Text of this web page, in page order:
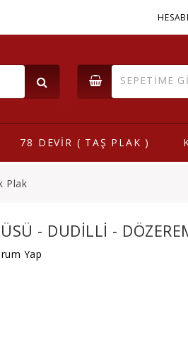
SEPETIME
78 DEVİR ( TAŞ PLAK )
Plak
- DUDILLI -
Yap